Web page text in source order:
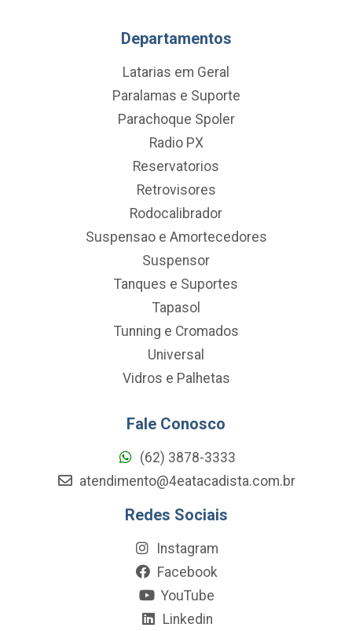
Departamentos
Latarias em Geral
Paralamas e Suporte
Parachoque Spoler
Radio PX
Reservatorios
Retrovisores
Rodocalibrador
Suspensao e Amortecedores
Suspensor
Tanques e Suportes
Tapasol
Tunning e Cromados
Universal
Vidros e Palhetas
Fale Conosco
(62) 3878-3333
atendimento@4eatacadista.com.br
Redes Sociais
Instagram
Facebook
YouTube
Linkedin